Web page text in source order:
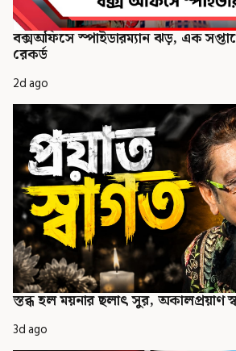
বক্সঅফিসে স্পাইডারম্যান ঝড়, এক
রেকর্ড
2d ago
স্তব্ধ হল ময়নার ছলাৎ সুর, অকালপ্রয়াণ
3d ago